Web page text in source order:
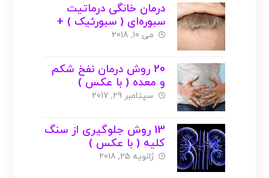
درمان خانگی درماتیت
سبوره‌‌ای ( سبورئیک ) +
عکس
می 10, 2018
20 روش درمان نفخ شکم
و معده ( با عکس )
سپتامبر 29, 2017
13 روش جلوگیری از سنگ
کلیه ( با عکس )
ژانویه 25, 2018